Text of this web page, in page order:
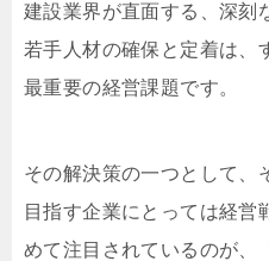
建設業界が直面する、深刻
若手人材の確保と定着は、
最重要の経営課題です。
その解決策の一つとして、
目指す企業にとっては経営
めて注目されているのが、